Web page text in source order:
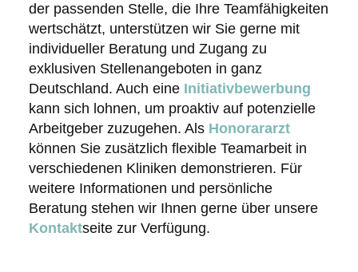
der passenden Stelle, die Ihre Teamfähigkeiten
wertschätzt, unterstützen wir Sie gerne mit
individueller Beratung und Zugang zu
exklusiven Stellenangeboten in ganz
Deutschland. Auch eine Initiativbewerbung
kann sich lohnen, um proaktiv auf potenzielle
Arbeitgeber zuzugehen. Als Honorararzt
können Sie zusätzlich flexible Teamarbeit in
verschiedenen Kliniken demonstrieren. Für
weitere Informationen und persönliche
Beratung stehen wir Ihnen gerne über unsere
Kontaktseite zur Verfügung.